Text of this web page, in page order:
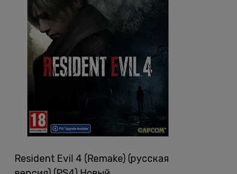
Resident Evil 4 (Remake) (русская